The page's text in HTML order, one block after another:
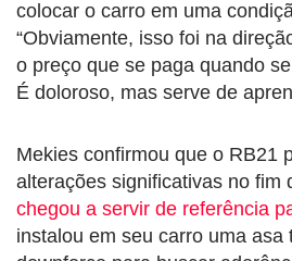
colocar o carro em uma
“Obviamente, isso foi na
o preço que se paga quando
É doloroso, mas serve de
Mekies confirmou que o RB21
alterações significativas no fim
chegou a servir de referência
instalou em seu carro uma asa